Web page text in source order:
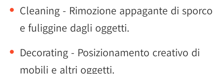
Cleaning - Rimozione appagante di sporco
e fuliggine dagli oggetti.
Decorating - Posizionamento creativo di
mobili e altri oggetti.